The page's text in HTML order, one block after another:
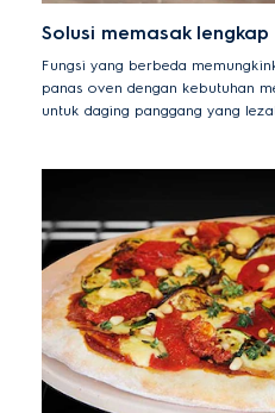
Solusi memasak lengkap
Fungsi yang berbeda
panas oven dengan kebutuhan
untuk daging panggang yang